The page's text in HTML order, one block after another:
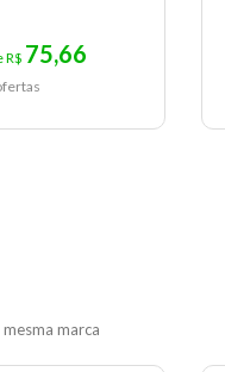
R$ 75,66
marca